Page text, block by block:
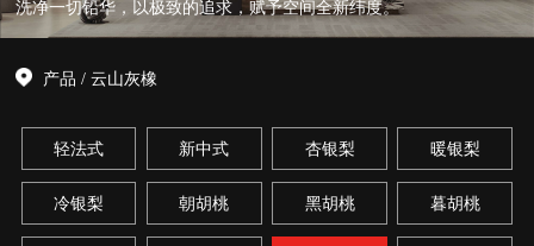
洗净一切铅华，以极致的追求，赋予空间全新纬度。
产品 / 云山灰橡
轻法式 新中式 杏银梨 暖银梨
冷银梨 朝胡桃 黑胡桃 暮胡桃